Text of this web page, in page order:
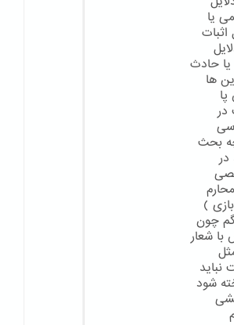
یا
اثبات
حادث
ها
در
بحث
)
گم چون
با شعار
نباید
شود